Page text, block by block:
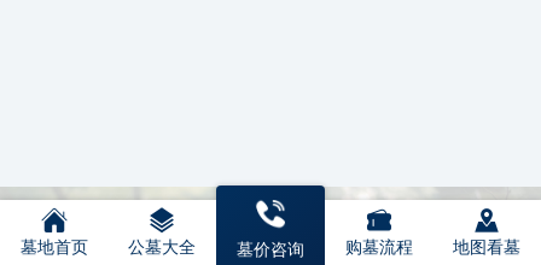
墓地首页 公墓大全 墓价咨询 购墓流程 地图看墓